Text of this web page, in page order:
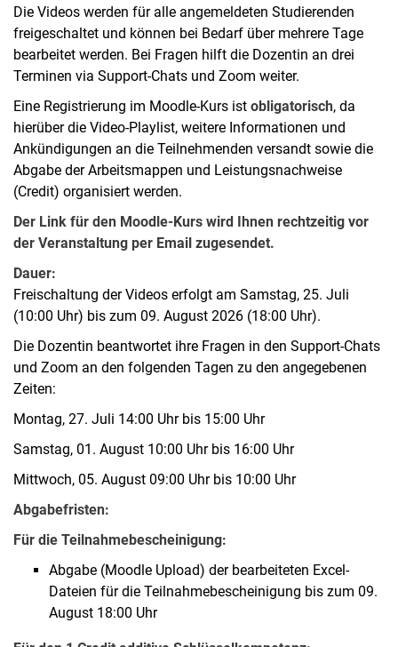
Die Videos werden für alle angemeldeten Studierenden
freigeschaltet und können bei Bedarf über mehrere Tage
bearbeitet werden. Bei Fragen hilft die Dozentin an drei
Terminen via Support-Chats und Zoom weiter.
Eine Registrierung im Moodle-Kurs ist obligatorisch, da
hierüber die Video-Playlist, weitere Informationen und
Ankündigungen an die Teilnehmenden versandt sowie die
Abgabe der Arbeitsmappen und Leistungsnachweise
(Credit) organisiert werden.
Der Link für den Moodle-Kurs wird Ihnen rechtzeitig vor
der Veranstaltung per Email zugesendet.
Dauer:
Freischaltung der Videos erfolgt am Samstag, 25. Juli
(10:00 Uhr) bis zum 09. August 2026 (18:00 Uhr).
Die Dozentin beantwortet ihre Fragen in den Support-Chats
und Zoom an den folgenden Tagen zu den angegebenen
Zeiten:
Montag, 27. Juli 14:00 Uhr bis 15:00 Uhr
Samstag, 01. August 10:00 Uhr bis 16:00 Uhr
Mittwoch, 05. August 09:00 Uhr bis 10:00 Uhr
Abgabefristen:
Für die Teilnahmebescheinigung:
Abgabe (Moodle Upload) der bearbeiteten Excel-
Dateien für die Teilnahmebescheinigung bis zum 09.
August 18:00 Uhr